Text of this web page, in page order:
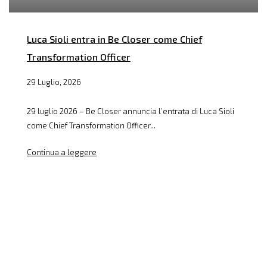
Luca Sioli entra in Be Closer come Chief
Transformation Officer
29 Luglio, 2026
29 luglio 2026 – Be Closer annuncia l’entrata di Luca Sioli
come Chief Transformation Officer...
Continua a leggere